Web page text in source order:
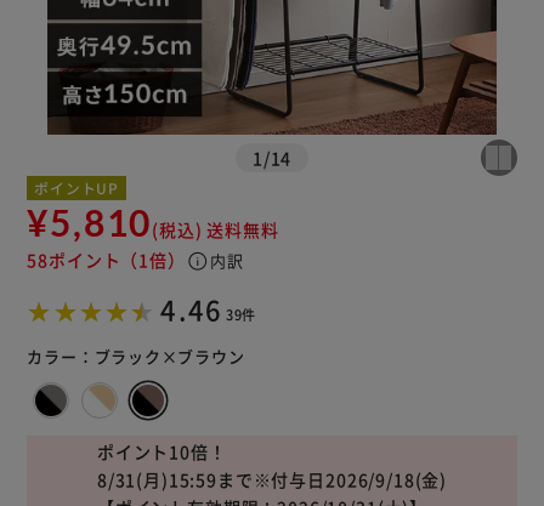
1 /14
ポイントUP
¥5,810(税込) 送料無料
58ポイント （1倍） info 内訳
4.46 39件
カラー： ブラック×ブラウン
ポイント10倍！
8/31(月)15:59まで※付与日2026/9/18(金)
カートに入れる